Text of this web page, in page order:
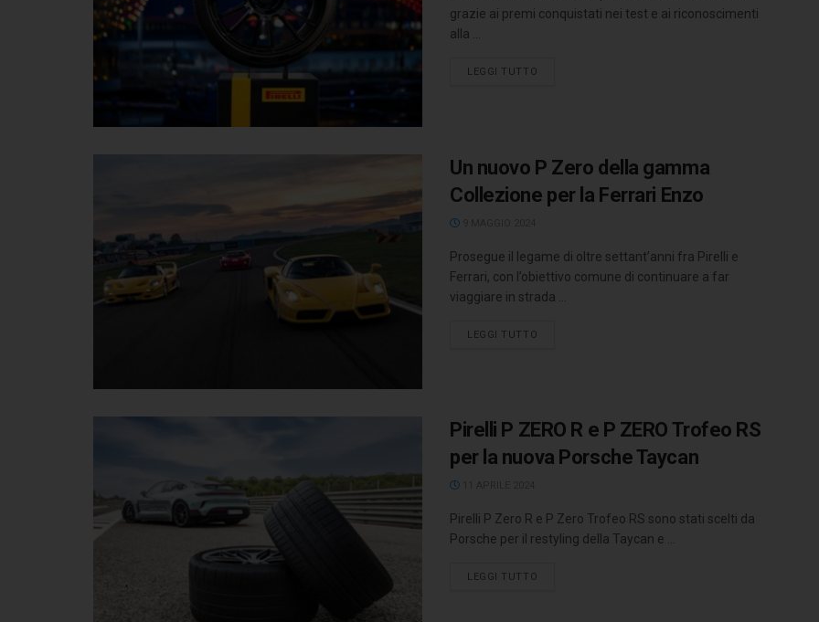
grazie ai premi conquistati nei test e ai riconoscimenti
alla ...
LEGGI TUTTO
Un nuovo P Zero della gamma
Collezione per la Ferrari Enzo
Prosegue il legame di oltre settant’anni fra Pirelli e
Ferrari, con l’obiettivo comune di continuare a far
viaggiare in strada ...
LEGGI TUTTO
Pirelli P ZERO R e P ZERO Trofeo RS
per la nuova Porsche Taycan
Pirelli P Zero R e P Zero Trofeo RS sono stati scelti da
Porsche per il restyling della Taycan e ...
LEGGI TUTTO